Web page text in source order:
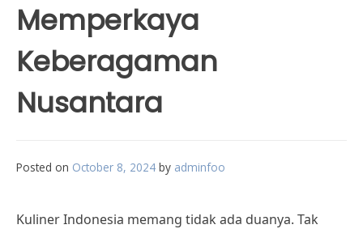
Memperkaya
Keberagaman
Nusantara
Posted on October 8, 2024 by adminfoo
Kuliner Indonesia memang tidak ada duanya. Tak